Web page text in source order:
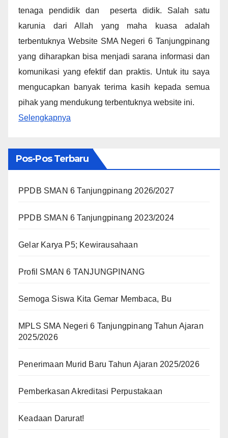
tenaga pendidik dan peserta didik. Salah satu
karunia dari Allah yang maha kuasa adalah
terbentuknya Website SMA Negeri 6 Tanjungpinang
yang diharapkan bisa menjadi sarana informasi dan
komunikasi yang efektif dan praktis. Untuk itu saya
mengucapkan banyak terima kasih kepada semua
pihak yang mendukung terbentuknya website ini.
Selengkapnya
Pos-Pos Terbaru
PPDB SMAN 6 Tanjungpinang 2026/2027
PPDB SMAN 6 Tanjungpinang 2023/2024
Gelar Karya P5; Kewirausahaan
Profil SMAN 6 TANJUNGPINANG
Semoga Siswa Kita Gemar Membaca, Bu
MPLS SMA Negeri 6 Tanjungpinang Tahun Ajaran
2025/2026
Penerimaan Murid Baru Tahun Ajaran 2025/2026
Pemberkasan Akreditasi Perpustakaan
Keadaan Darurat!